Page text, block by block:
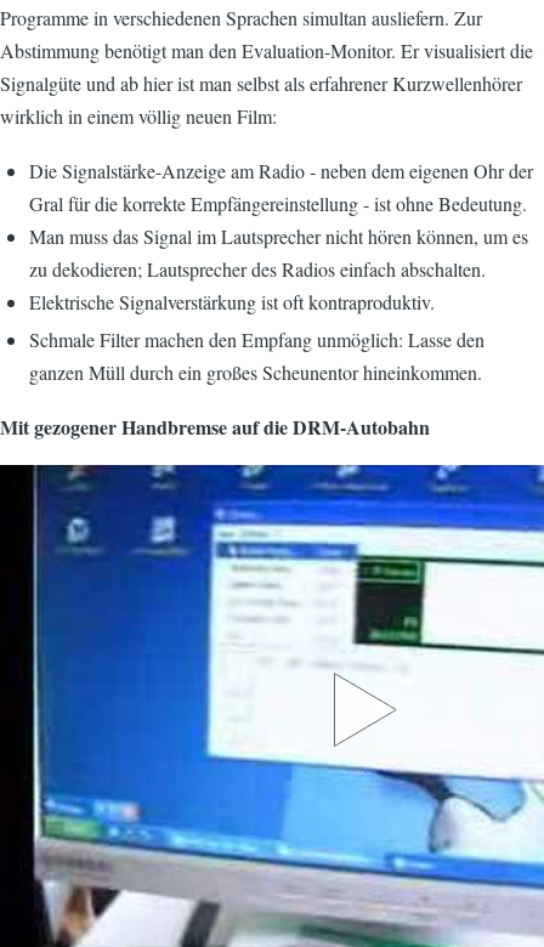
Programme in verschiedenen Sprachen simultan ausliefern. Zur
Abstimmung benötigt man den Evaluation-Monitor. Er visualisiert die
Signalgüte und ab hier ist man selbst als erfahrener Kurzwellenhörer
wirklich in einem völlig neuen Film:
Die Signalstärke-Anzeige am Radio - neben dem eigenen Ohr der
Gral für die korrekte Empfängereinstellung - ist ohne Bedeutung.
Man muss das Signal im Lautsprecher nicht hören können, um es
zu dekodieren; Lautsprecher des Radios einfach abschalten.
Elektrische Signalverstärkung ist oft kontraproduktiv.
Schmale Filter machen den Empfang unmöglich: Lasse den
ganzen Müll durch ein großes Scheunentor hineinkommen.
Mit gezogener Handbremse auf die DRM-Autobahn